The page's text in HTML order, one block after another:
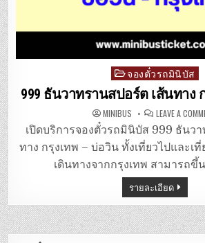
Posted
in
จองตั๋วรถมินิบัส
999 ธันวาทรานสปอร์ต เส้นทาง
MINIBUS LEAVE A
เปิดบริการจองตั๋วรถมินิบัส 999 ธันว
ทาง กรุงเทพ – บ่อวิน ทั้งเที่ยวไปและเ
เดินทางจากกรุงเทพ สามารถ
รายละเอียด